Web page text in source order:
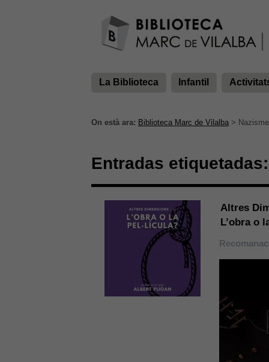
La Biblioteca Infantil
On està ara: Biblioteca Marc de Vilalba > Nazisme
Entradas etiquetadas:
Altres
L’obra o